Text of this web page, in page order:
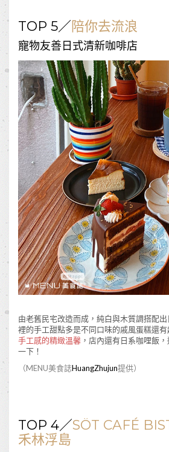
TOP 5／陪你去流浪
寵物友善日式清新咖啡店
由老舊民宅改造而成，純白與木質調搭配
裡的手工甜點多是不同口味的戚風蛋糕還有
手工感的精緻溫馨 ，店內還有日系咖哩飯
一下！
（MENU美食誌HuangZhujun提供）
TOP 4／SÖT CAFÉ
禾林浮島